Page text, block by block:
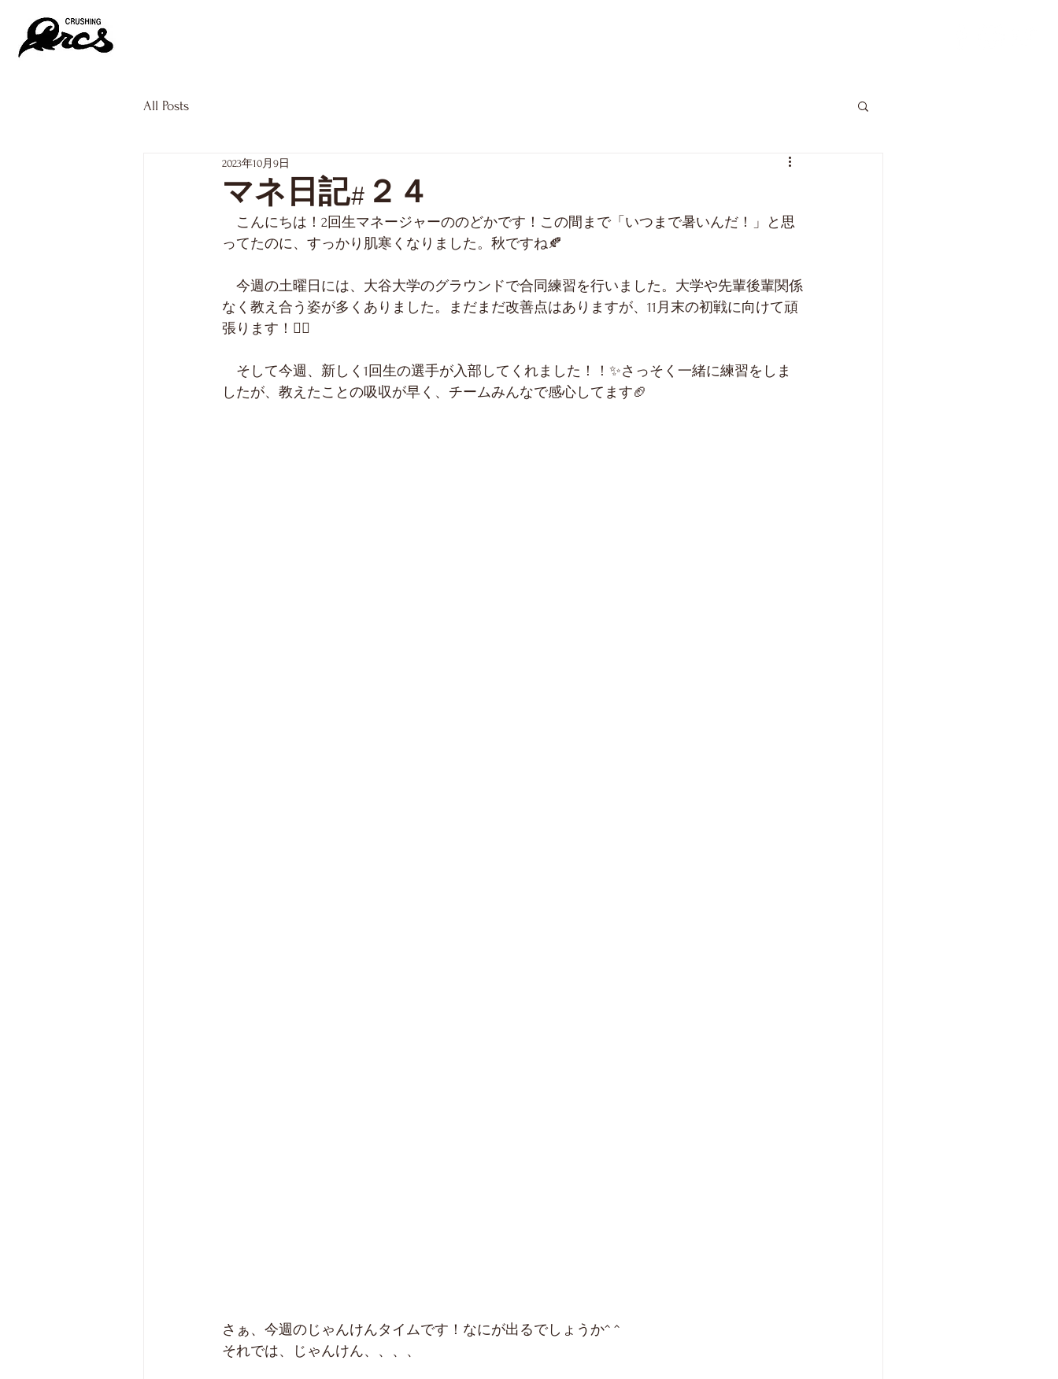
All Posts
マネ日記#２４
2023年10月9日
こんにちは！2回生マネージャーののどかです！この間まで「いつまで暑いんだ！」と思
ってたのに、すっかり肌寒くなりました。秋ですね🍂
今週の土曜日には、大谷大学のグラウンドで合同練習を行いました。大学や先輩後輩関係
なく教え合う姿が多くありました。まだまだ改善点はありますが、11月末の初戦に向けて頑
張ります！✊🏼
そして今週、新しく1回生の選手が入部してくれました！！✨さっそく一緒に練習をしま
したが、教えたことの吸収が早く、チームみんなで感心してます🏈
さぁ、今週のじゃんけんタイムです！なにが出るでしょうか^ ^
それでは、じゃんけん、、、、